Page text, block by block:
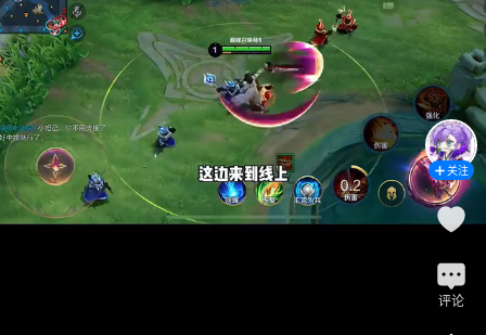
关注
评论